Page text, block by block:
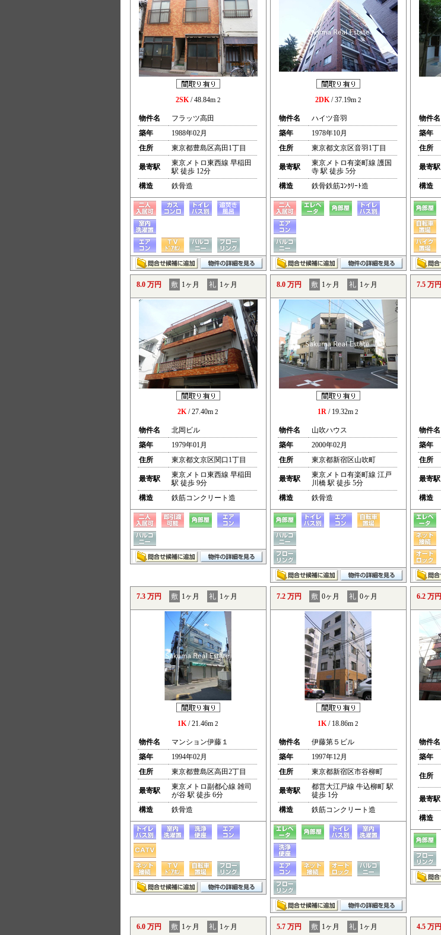
2SK/ 48.84m 2
物件名
フラッツ高田
築年
1988年02月
住所
東京都豊島区高田1丁目
最寄駅
東京メトロ東西線 早稲田
駅 徒歩 12分
構造
鉄骨造
2DK/ 37.19m 2
物件名
ハイツ音羽
築年
1978年10月
住所
東京都文京区音羽1丁目
最寄駅
東京メトロ有楽町線 護国
寺 駅 徒歩 5分
構造
鉄骨鉄筋ｺﾝｸﾘｰﾄ造
物件名
築年
住所
最寄駅
構造
8.0 万円 敷 1ヶ月 礼 1ヶ月
2K/ 27.40m 2
物件名
北岡ビル
築年
1979年01月
住所
東京都文京区関口1丁目
最寄駅
東京メトロ東西線 早稲田
駅 徒歩 9分
構造
鉄筋コンクリート造
8.0 万円 敷 1ヶ月 礼 1ヶ月
1R / 19.32m 2
物件名
山吹ハウス
築年
2000年02月
住所
東京都新宿区山吹町
最寄駅
東京メトロ有楽町線 江戸
川橋 駅 徒歩 5分
構造
鉄骨造
7.5 万円
物件名
築年
住所
最寄駅
構造
7.3 万円 敷 1ヶ月 礼 1ヶ月
1K/ 21.46m 2
物件名
マンション伊藤１
築年
1994年02月
住所
東京都豊島区高田2丁目
最寄駅
東京メトロ副都心線 雑司
が谷 駅 徒歩 6分
構造
鉄骨造
7.2 万円 敷 0ヶ月 礼 0ヶ月
1K/ 18.86m 2
物件名
伊藤第５ビル
築年
1997年12月
住所
東京都新宿区市谷柳町
最寄駅
都営大江戸線 牛込柳町 駅
徒歩 1分
構造
鉄筋コンクリート造
6.2 万円
物件名
築年
住所
最寄駅
構造
6.0 万円 敷 1ヶ月 礼 1ヶ月 5.7 万円 敷 1ヶ月 礼 1ヶ月 4.5 万円